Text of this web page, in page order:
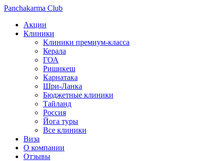
Panchakarma Club
Акции
Клиники
Клиники премиум-класса
Керала
ГОА
Ришикеш
Карнатака
Шри-Ланка
Бюджетные клиники
Тайланд
Россия
Йога туры
Все клиники
Виза
О компании
Отзывы